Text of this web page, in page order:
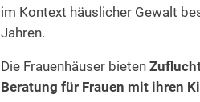
im Kontext häuslicher Gewalt
Jahren.
Die Frauenhäuser bieten
Beratung für Frauen mit ihren